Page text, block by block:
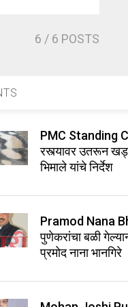
6 / 6 POSTS
PMC Standing
रस्त्यावर उतरून
भिमाले यांचे निर्देश
Pramod Nana
पुणेकरांचा बळी
प्रमोद नाना भानगिरे